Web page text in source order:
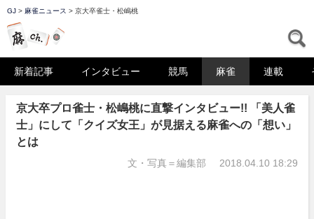
GJ > 麻雀ニュース > 京大卒雀士・松嶋桃
新着記事 インタビュー 競馬 麻雀 連載
京大卒プロ雀士・松嶋桃に直撃インタビュー!! 「美人雀
士」にして「クイズ女王」が見据える麻雀への「想い」
とは
文・写真＝編集部 2018.04.10 18:29